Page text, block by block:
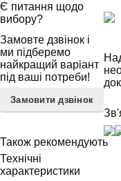
Є питання щодо
вибору?
Замовте дзвінок і
ми підберемо
найкращий варіант
під ваші потреби!
Замовити дзвінок
Також рекомендують
Технічні
характеристики